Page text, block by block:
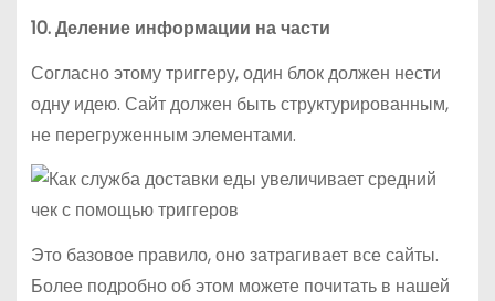
10. Деление информации на части
Согласно этому триггеру, один блок должен нести
одну идею. Сайт должен быть структурированным,
не перегруженным элементами.
Это базовое правило, оно затрагивает все сайты.
Более подробно об этом можете почитать в нашей